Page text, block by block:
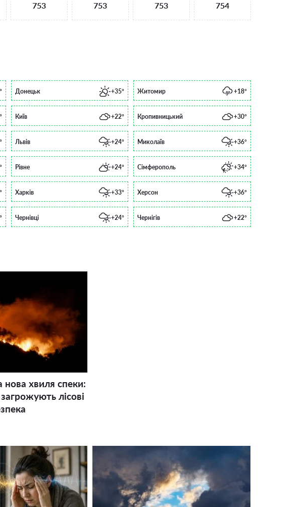
753 753 753 754
Донецьк +35° Житомир +18°
Київ +22° Кропивницький +30°
Львів +24° Миколаїв +36°
Рівне +24° Сімферополь +34°
Харків +33° Херсон +36°
Чернівці +24° Чернігів +22°
хвиля спеки:
лісові